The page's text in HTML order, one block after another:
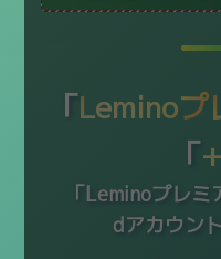
「Leminoプ
「
「Leminoプレ
dアカウン